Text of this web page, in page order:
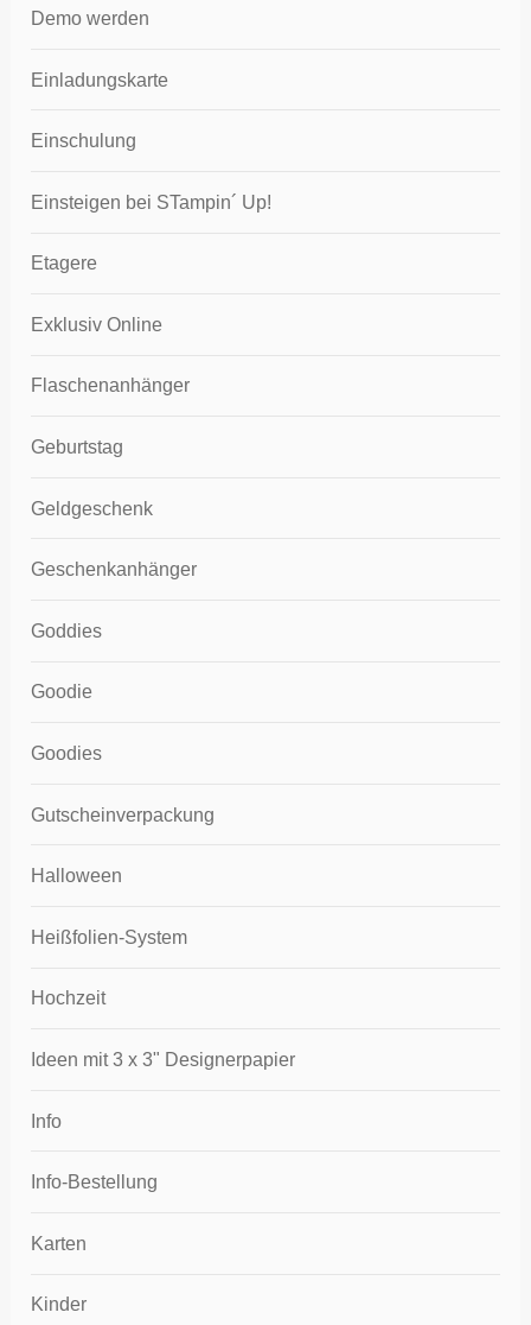
Demo werden
Einladungskarte
Einschulung
Einsteigen bei STampin´ Up!
Etagere
Exklusiv Online
Flaschenanhänger
Geburtstag
Geldgeschenk
Geschenkanhänger
Goddies
Goodie
Goodies
Gutscheinverpackung
Halloween
Heißfolien-System
Hochzeit
Ideen mit 3 x 3" Designerpapier
Info
Info-Bestellung
Karten
Kinder